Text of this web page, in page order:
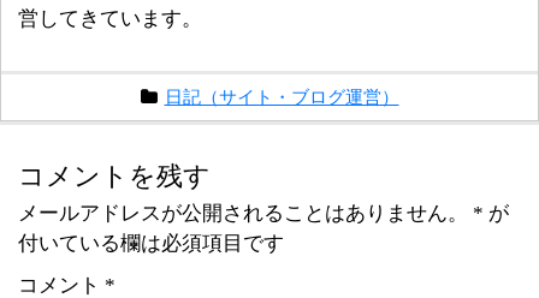
営してきています。
日記（サイト・ブログ運営）
コメントを残す
メールアドレスが公開されることはありません。 * が
付いている欄は必須項目です
コメント *